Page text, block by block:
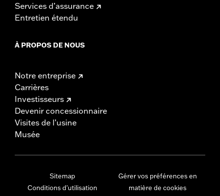
Services d’assurance
Entretien étendu
À PROPOS DE NOUS
Notre entreprise
Carrières
Investisseurs
Devenir concessionnaire
Visites de l’usine
Musée
Sitemap
Conditions d'utilisation
Gérer vos préférences en
matière de cookies